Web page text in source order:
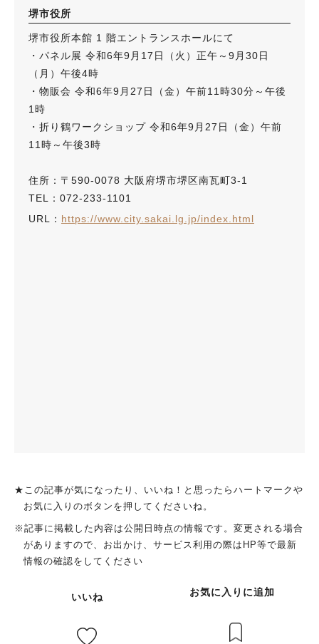
堺市役所
堺市役所本館 1 階エントランスホールにて
・パネル展 令和6年9月17日（火）正午～9月30日
（月）午後4時
・物販会 令和6年9月27日（金）午前11時30分～午後
1時
・折り鶴ワークショップ 令和6年9月27日（金）午前
11時～午後3時
住所：〒590-0078 大阪府堺市堺区南瓦町3-1
TEL：072-233-1101
URL： https://www.city.sakai.lg.jp/index.html
★この記事が気になったり、いいね！と思ったらハートマークや
お気に入りのボタンを押してくださいね。
※記事に掲載した内容は公開日時点の情報です。変更される場合
がありますので、お出かけ、サービス利用の際はHP等で最新
情報の確認をしてください
いいね お気に入りに追加